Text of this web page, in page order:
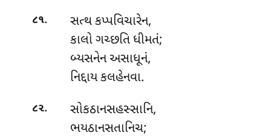
૮૧. સત્થકપ્પવિચારેન,
કાલો ગચ્છતિ ધીમતં;
બ્યસનેન અસાધૂનં,
નિદ્દાય કલહેનવા.
૮૨.
સોકઠાનસહસ્સાનિ,
ભયઠાનસતાનિચ;